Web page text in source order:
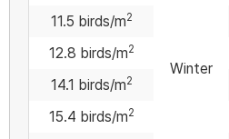
Winter
11.5 birds/m2
12.8 birds/m2
14.1 birds/m2
15.4 birds/m2